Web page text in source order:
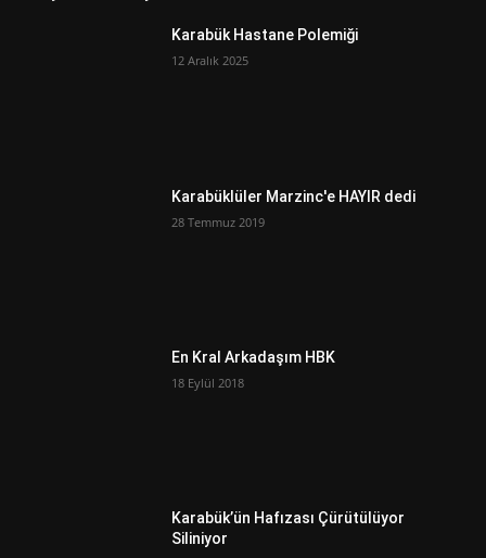
Karabük Hastane Polemiği
12 Aralık 2025
Karabüklüler Marzinc'e HAYIR dedi
28 Temmuz 2019
En Kral Arkadaşım HBK
18 Eylül 2018
Karabük’ün Hafızası Çürütülüyor
Siliniyor